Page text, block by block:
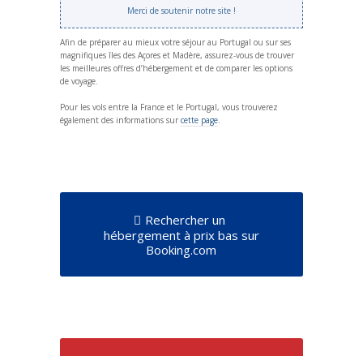
Merci de soutenir notre site !
Afin de préparer au mieux votre séjour au Portugal ou sur ses
magnifiques îles des Açores et Madère, assurez-vous de trouver
les meilleures offres d’hébergement et de comparer les options
de voyage.
Pour les vols entre la France et le Portugal, vous trouverez
également des informations sur cette page.
Rechercher un
hébergement à prix bas sur
Booking.com